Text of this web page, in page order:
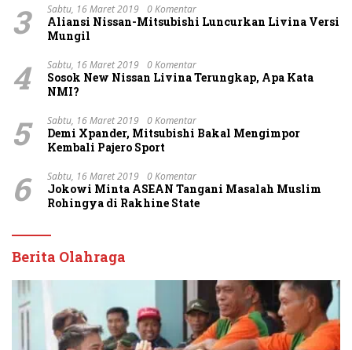
3 Sabtu, 16 Maret 2019 0 Komentar
Aliansi Nissan-Mitsubishi Luncurkan Livina Versi
Mungil
4 Sabtu, 16 Maret 2019 0 Komentar
Sosok New Nissan Livina Terungkap, Apa Kata
NMI?
5 Sabtu, 16 Maret 2019 0 Komentar
Demi Xpander, Mitsubishi Bakal Mengimpor
Kembali Pajero Sport
6 Sabtu, 16 Maret 2019 0 Komentar
Jokowi Minta ASEAN Tangani Masalah Muslim
Rohingya di Rakhine State
Berita Olahraga